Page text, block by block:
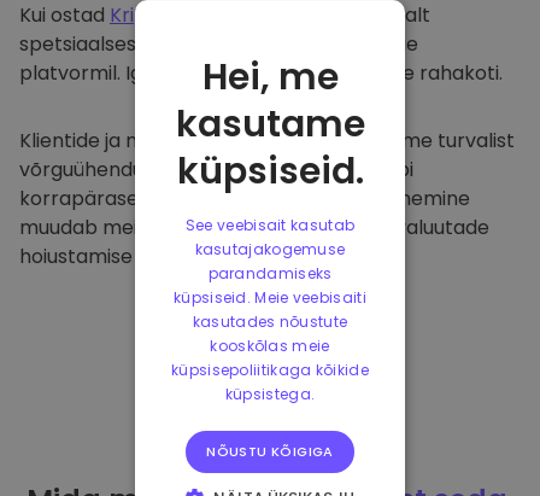
Kui ostad Kriptomat
, kanname selle sujuvalt
spetsiaalsesse ja turvalisse rahakotti meie
platvormil. Iga kasutaja saab individuaalse rahakoti.
Klientide ja nende raha kaitsmiseks pakume turvalist
võrguühenduseta hoiustamist ja viime läbi
korrapäraseid turvaauditeid. Selline lähenemine
muudab meie platvormi ja teiste krüptovaluutade
hoiustamise tõeliseks taevaks.
Hei, me
kasutame
küpsiseid.
See veebisait kasutab
kasutajakogemuse
parandamiseks
küpsiseid. Meie veebisaiti
kasutades nõustute
kooskõlas meie
küpsisepoliitikaga kõikide
küpsistega.
NÕUSTU KÕIGIGA